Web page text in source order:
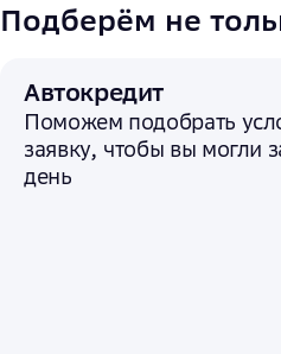
Подберём не
Автокредит
Поможем подобрать
заявку, чтобы вы могли
день